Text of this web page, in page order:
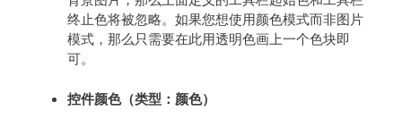
终止色将被忽略。如果您想使用颜色模式而非图片
模式，那么只需要在此用透明色画上一个色块即
可。
控件颜色（类型：颜色）